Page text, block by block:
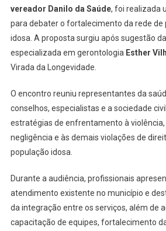
vereador Danilo da Saúde, foi realizada
para debater o fortalecimento da rede de
idosa. A proposta surgiu após sugestão
especializada em gerontologia Esther
Virada da Longevidade.
O encontro reuniu representantes da
conselhos, especialistas e a sociedade
estratégias de enfrentamento à violência,
negligência e às demais violações de
população idosa.
Durante a audiência, profissionais
atendimento existente no município e
da integração entre os serviços, além de
capacitação de equipes, fortalecimento